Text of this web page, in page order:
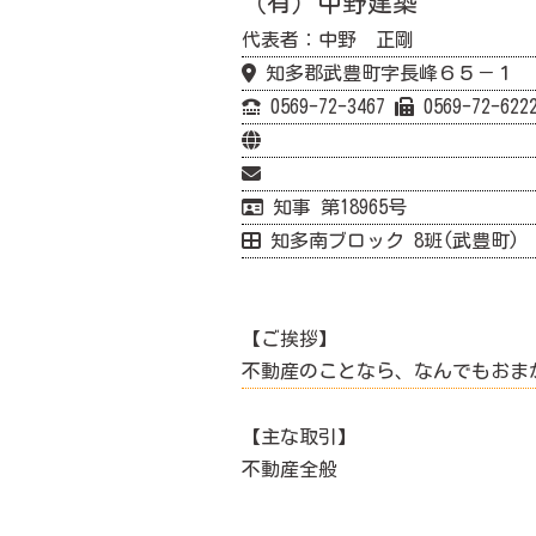
代表者：中野 正剛
知多郡武豊町字長峰６５－１
0569-72-3467
0569-72-6222
知事 第18965号
知多南ブロック 8班(武豊町)
【ご挨拶】
不動産のことなら、なんでもおま
【主な取引】
不動産全般